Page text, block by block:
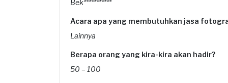
Bek***********
Acara apa yang membutuhkan jasa
Lainnya
Berapa orang yang kira-kira akan hadir?
50 – 100